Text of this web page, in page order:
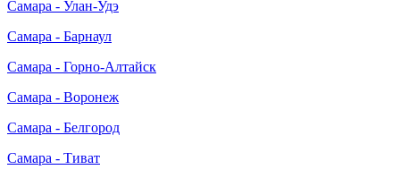
Самара - Улан-Удэ
Самара - Барнаул
Самара - Горно-Алтайск
Самара - Воронеж
Самара - Белгород
Самара - Тиват